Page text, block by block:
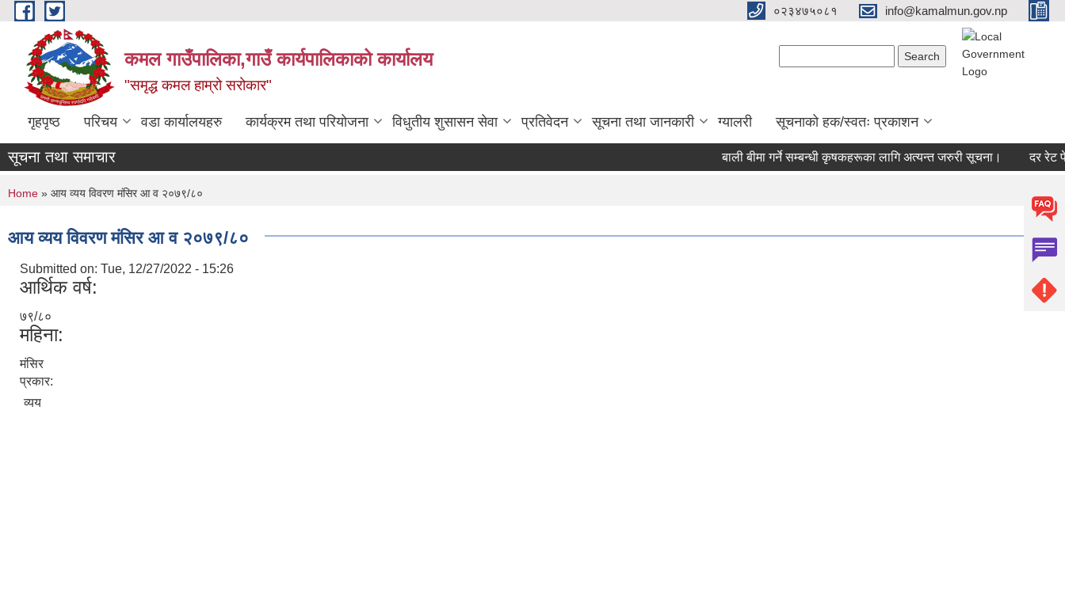
Skip to main content ०२३४७५०८१ info@kamalmun.gov.np
कमल गाउँपालिका,गाउँ कार्यपालिकाको कार्यालय
"समृद्ध कमल हाम्रो सरोकार"
गृहपृष्ठ परिचय वडा कार्यालयहरु कार्यक्रम तथा परियोजना विधुतीय शुसासन सेवा प्रतिवेदन सूचना तथा जानकारी ग्यालरी सूचनाको हक/स्वतः प्रकाशन
सूचना तथा समाचार बाली बीमा गर्ने सम्बन्धी कृषकहरूका लागि अत्यन्त जरुरी सूचना। दर रेट पेश
You are here
Home » आय व्यय विवरण मंसिर आ व २०७९/८०
आय व्यय विवरण मंसिर आ व २०७९/८०
Submitted on: Tue, 12/27/2022 - 15:26
आर्थिक वर्ष:
७९/८०
महिना:
मंसिर
प्रकार:
व्यय